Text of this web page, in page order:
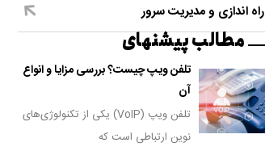
راه اندازی و مدیریت سرور
مطالب پیشنهای
تلفن ویپ چیست؟ بررسی مزایا و انواع
آن
تلفن ویپ (VoIP) یکی از تکنولوژی‌های
نوین ارتباطی است که